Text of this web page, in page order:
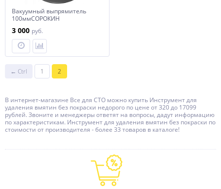
Вакуумный выпрямитель
100ммСОРОКИН
3 000 руб.
← Ctrl 1 2
В интернет-магазине Все для СТО можно купить Инструмент для
удаления вмятин без покраски недорого по цене от 320 до 17099
рублей. Звоните и менеджеры ответят на вопросы, дадут информацию
по характеристикам. Инструмент для удаления вмятин без покраски по
стоимости от производителя - более 33 товаров в каталоге!